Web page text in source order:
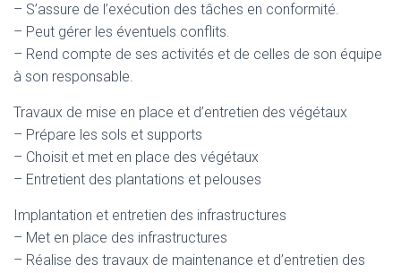
– S’assure de l’exécution des tâches en conformité.
– Peut gérer les éventuels conflits.
– Rend compte de ses activités et de celles de son équipe
à son responsable.
Travaux de mise en place et d’entretien des végétaux
– Prépare les sols et supports
– Choisit et met en place des végétaux
– Entretient des plantations et pelouses
Implantation et entretien des infrastructures
– Met en place des infrastructures
– Réalise des travaux de maintenance et d’entretien des